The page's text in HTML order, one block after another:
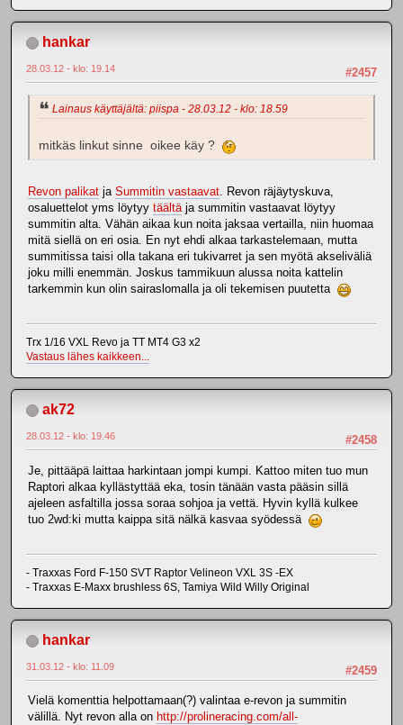
hankar
#2457
28.03.12 - klo: 19.14
Lainaus käyttäjältä: piispa - 28.03.12 - klo: 18.59
mitkäs linkut sinne oikee käy ?
Revon palikat ja Summitin vastaavat. Revon räjäytyskuva,
osaluettelot yms löytyy täältäja summitin vastaavat löytyy
summitin alta. Vähän aikaa kun noita jaksaa vertailla, niin huomaa
mitä siellä on eri osia. En nyt ehdi alkaa tarkastelemaan, mutta
summitissa taisi olla takana eri tukivarret ja sen myötä akseliväliä
joku milli enemmän. Joskus tammikuun alussa noita kattelin
tarkemmin kun olin sairaslomalla ja oli tekemisen puutetta
Trx 1/16 VXL Revo ja TT MT4 G3 x2
Vastaus lähes kaikkeen...
ak72
#2458
28.03.12 - klo: 19.46
Je, pittääpä laittaa harkintaan jompi kumpi. Kattoo miten tuo mun
Raptori alkaa kyllästyttää eka, tosin tänään vasta pääsin sillä
ajeleen asfaltilla jossa soraa sohjoa ja vettä. Hyvin kyllä kulkee
tuo 2wd:ki mutta kaippa sitä nälkä kasvaa syödessä
- Traxxas Ford F-150 SVT Raptor Velineon VXL 3S -EX
- Traxxas E-Maxx brushless 6S, Tamiya Wild Willy Original
hankar
#2459
31.03.12 - klo: 11.09
Vielä komenttia helpottamaan(?) valintaa e-revon ja summitin
välillä. Nyt revon alla on http://prolineracing.com/all-